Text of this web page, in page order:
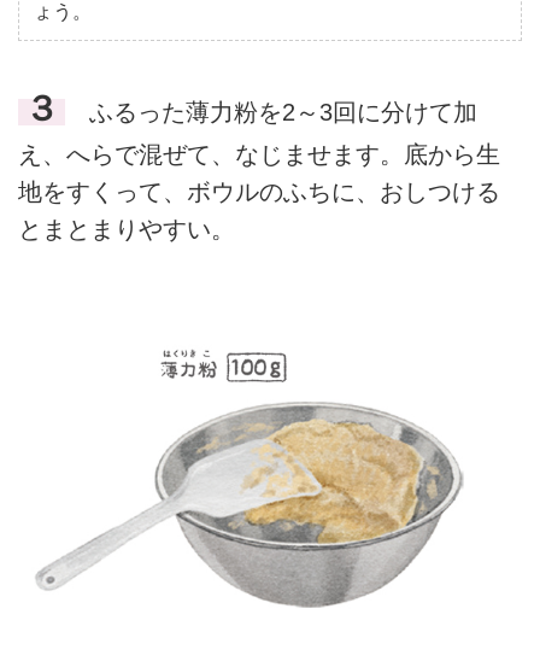
ょう。
３
ふるった薄力粉を2～3回に分けて加
え、へらで混ぜて、なじませます。底から生
地をすくって、ボウルのふちに、おしつける
とまとまりやすい。